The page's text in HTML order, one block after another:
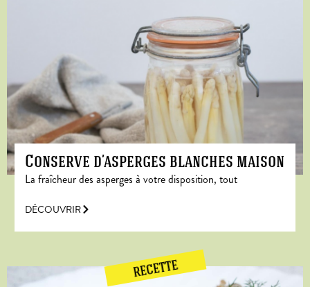
Conserve d’asperges blanches maison
La fraîcheur des asperges à votre disposition, tout
DÉCOUVRIR
RECETTE